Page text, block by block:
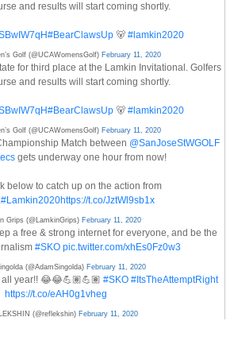
and results will start coming shortly.
#BearClawsUp🐻 #lamkin2020
Golf (@UCAWomensGolf) February 11, 2020
for third place at the Lamkin Invitational. Golfers
and results will start coming shortly.
#BearClawsUp🐻 #lamkin2020
Golf (@UCAWomensGolf) February 11, 2020
Match between @SanJoseStWGOLF
gets underway one hour from now!
below to catch up on the action from
#Lamkin2020https://t.co/JztWl9sb1x
Grips (@LamkinGrips) February 11, 2020
a free & strong internet for everyone, and be the
#SKO pic.twitter.com/xhEs0Fz0w3
(@AdamSingolda) February 11, 2020
all year!! 😂😂💪🏽💪🏽 #SKO #ItsTheAttemptRight
https://t.co/eAH0g1vheg
(@reflekshin) February 11, 2020